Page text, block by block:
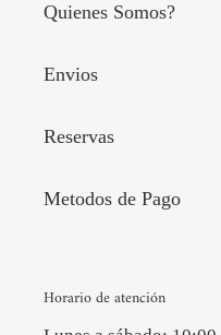
Quienes Somos?
Envios
Reservas
Metodos de Pago
Horario de atención